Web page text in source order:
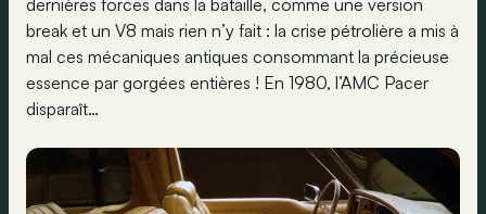
dernières forces dans la bataille, comme une version
break et un V8 mais rien n’y fait : la crise pétrolière a mis à
mal ces mécaniques antiques consommant la précieuse
essence par gorgées entières ! En 1980, l’AMC Pacer
disparaît…